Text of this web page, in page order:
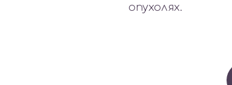
опухолях.